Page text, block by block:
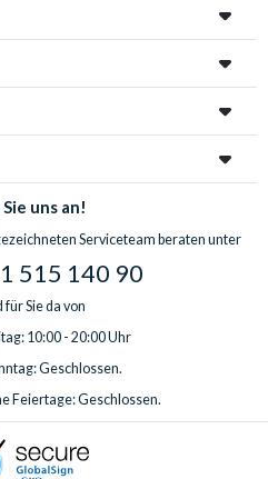
uns an!
Serviceteam beraten unter
515 140 90
Sie da von
10:00 - 20:00 Uhr
Geschlossen.
Feiertage: Geschlossen.